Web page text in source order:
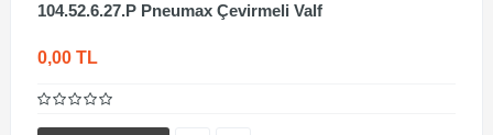
104.52.6.27.P Pneumax Çevirmeli Valf
0,00 TL